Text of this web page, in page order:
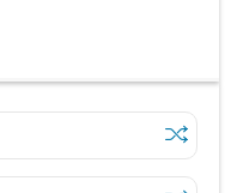
Sprawdź
Jarnołtów